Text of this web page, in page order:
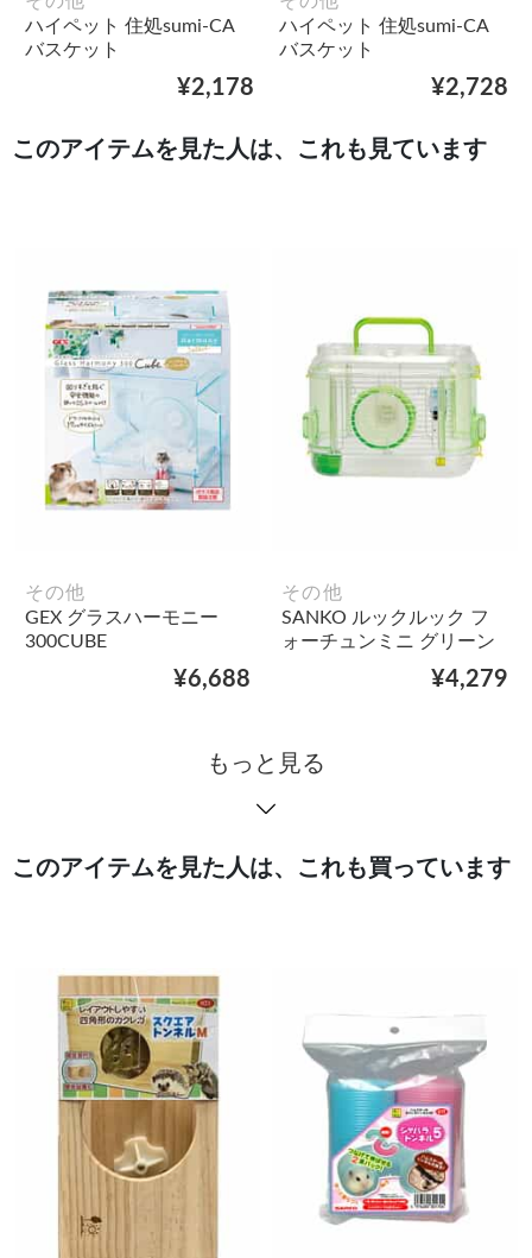
ハイペット 住処sumi-CA
バスケット
¥2,178
ハイペット 住処sumi-CA
バスケット
¥2,728
このアイテムを見た人は、これも見ています
その他
GEX グラスハーモニー
300CUBE
¥6,688
その他
SANKO ルックルック フ
ォーチュンミニ グリーン
¥4,279
もっと見る
このアイテムを見た人は、これも買っています